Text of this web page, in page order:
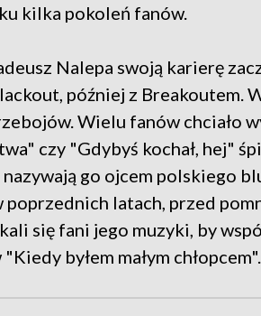
kilka pokoleń fanów.
Nalepa swoją karierę
później z Breakoutem.
Wielu fanów chciało
czy "Gdybyś kochał, hej"
go ojcem polskiego
latach, przed
się fani jego muzyki, by
byłem małym chłopcem".